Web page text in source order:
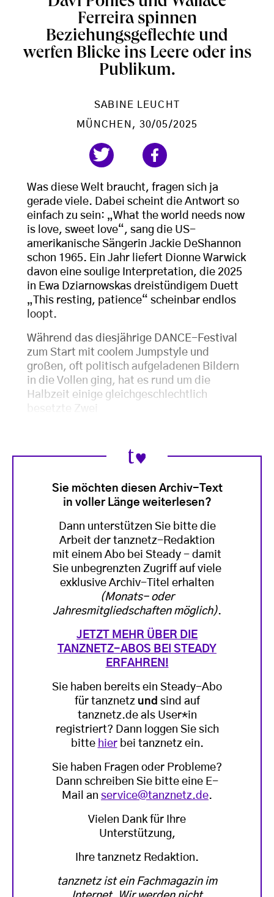
Ferreira spinnen
Beziehungsgeflechte und
werfen Blicke ins Leere oder ins
Publikum.
SABINE LEUCHT
MÜNCHEN , 30/05/2025
Was diese Welt braucht, fragen sich ja
gerade viele. Dabei scheint die Antwort so
einfach zu sein: „What the world needs now
is love, sweet love“, sang die US-
amerikanische Sängerin Jackie DeShannon
schon 1965. Ein Jahr liefert Dionne Warwick
davon eine soulige Interpretation, die 2025
in Ewa Dziarnowskas dreistündigem Duett
„This resting, patience“ scheinbar endlos
loopt.
Während das diesjährige DANCE-Festival
zum Start mit coolem Jumpstyle und
großen, oft politisch aufgeladenen Bildern
in die Vollen ging, hat es rund um die
Halbzeit einige gleichgeschlechtlich
besetzte Zwei
Sie möchten diesen Archiv-Text
in voller Länge weiterlesen?
Dann unterstützen Sie bitte die
Arbeit der tanznetz-Redaktion
mit einem Abo bei Steady - damit
Sie unbegrenzten Zugriff auf viele
exklusive Archiv-Titel erhalten
(Monats- oder
Jahresmitgliedschaften möglich).
JETZT MEHR ÜBER DIE
TANZNETZ-ABOS BEI STEADY
ERFAHREN!
Sie haben bereits ein Steady-Abo
für tanznetz und sind auf
tanznetz.de als User*in
registriert? Dann loggen Sie sich
bitte hierbei tanznetz ein.
Sie haben Fragen oder Probleme?
Dann schreiben Sie bitte eine E-
Mail an service@tanznetz.de.
Vielen Dank für Ihre
Unterstützung,
Ihre tanznetz Redaktion.
tanznetz ist ein Fachmagazin im